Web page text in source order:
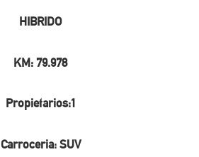
HIBRIDO
KM: 79.978
Propietarios:1
Carroceria: SUV